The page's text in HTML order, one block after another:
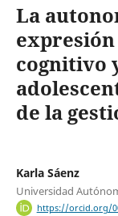
La
cognitivo
de la
Karla Sáenz
Universidad
https://orcid.org/